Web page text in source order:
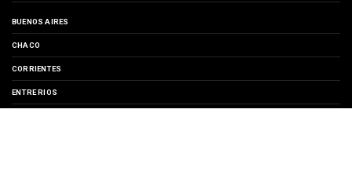
BUENOS AIRES
CHACO
CORRIENTES
ENTRE RIOS